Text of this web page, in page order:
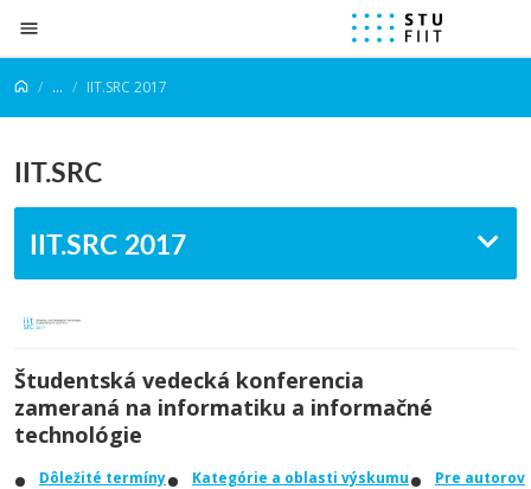
Prejsť na obsah
... IIT.SRC 2017
IIT.SRC
IIT.SRC 2017
Študentská vedecká konferencia
zameraná na informatiku a informačné
technológie
Dôležité termíny Kategórie a oblasti výskumu
Pre autorov